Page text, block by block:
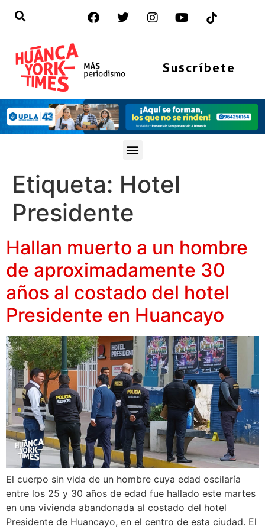
Suscríbete
Etiqueta: Hotel
Presidente
Hallan muerto a un hombre
de aproximadamente 30
años al costado del hotel
Presidente en Huancayo
El cuerpo sin vida de un hombre cuya edad oscilaría
entre los 25 y 30 años de edad fue hallado este martes
en una vivienda abandonada al costado del hotel
Presidente de Huancayo, en el centro de esta ciudad. El